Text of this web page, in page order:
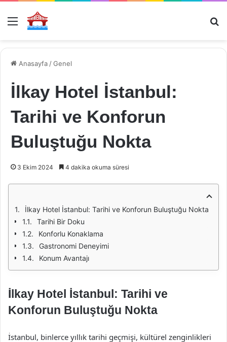
Menü
Anasayfa /Genel
İlkay Hotel İstanbul:
Tarihi ve Konforun
Buluştuğu Nokta
3 Ekim 2024 4 dakika okuma süresi
İlkay Hotel İstanbul: Tarihi ve Konforun Buluştuğu Nokta
Tarihi Bir Doku
Konforlu Konaklama
Gastronomi Deneyimi
Konum Avantajı
İlkay Hotel İstanbul: Tarihi ve
Konforun Buluştuğu Nokta
İstanbul, binlerce yıllık tarihi geçmişi, kültürel zenginlikleri